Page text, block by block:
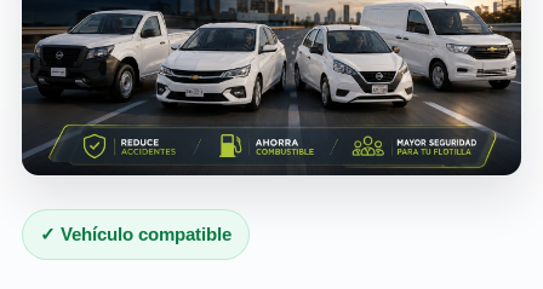
✓ Vehículo compatible